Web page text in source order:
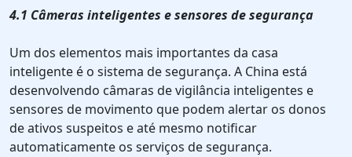
4.1 Câmeras inteligentes e sensores de segurança
Um dos elementos mais importantes da casa
inteligente é o sistema de segurança. A China está
desenvolvendo câmaras de vigilância inteligentes e
sensores de movimento que podem alertar os donos
de ativos suspeitos e até mesmo notificar
automaticamente os serviços de segurança.